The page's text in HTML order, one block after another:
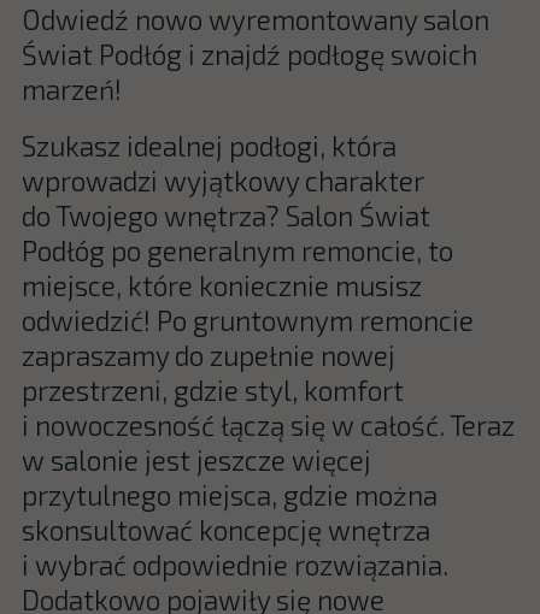
Odwiedź nowo wyremontowany salon
Świat Podłóg i znajdź podłogę swoich
marzeń!
Szukasz idealnej podłogi, która
wprowadzi wyjątkowy charakter
do Twojego wnętrza? Salon Świat
Podłóg po generalnym remoncie, to
miejsce, które koniecznie musisz
odwiedzić! Po gruntownym remoncie
zapraszamy do zupełnie nowej
przestrzeni, gdzie styl, komfort
i nowoczesność łączą się w całość. Teraz
w salonie jest jeszcze więcej
przytulnego miejsca, gdzie można
skonsultować koncepcję wnętrza
i wybrać odpowiednie rozwiązania.
Dodatkowo pojawiły się nowe